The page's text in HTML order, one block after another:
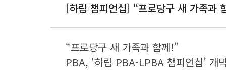
[하림 챔피언십] “프로당구 새 가족과
“프로당구 새 가족과 함께!”
PBA, ‘하림 PBA-LPBA 챔피언십’ 개